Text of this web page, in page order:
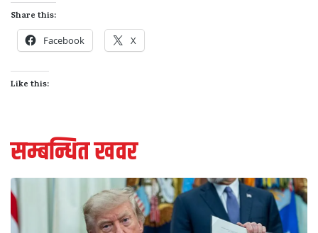
Share this:
Facebook X
Like this:
सम्बन्धित खवर